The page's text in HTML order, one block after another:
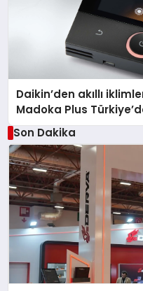
Daikin’den akıllı
Madoka Plus
Son Dakika